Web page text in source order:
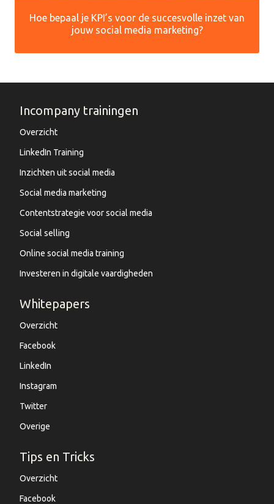
Hoe bepaal je KPI’s voor de succesvolle inzet van
jouw social media marketing?
Incompany trainingen
Overzicht
LinkedIn Training
Inzichten uit social media
Social media marketing
Contentstrategie voor social media
Social selling
Online social media training
Investeren in digitale vaardigheden
Whitepapers
Overzicht
Facebook
LinkedIn
Instagram
Twitter
Overige
Tips en Tricks
Overzicht
Facebook